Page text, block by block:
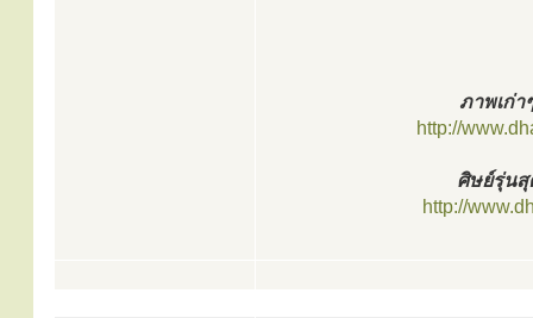
ภาพเก่า
http://
ศิษย์รุ่นสุ
http://